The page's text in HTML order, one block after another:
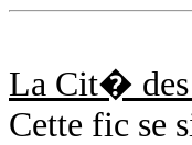
La Cit�
Cette fic se